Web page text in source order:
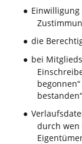
●
● die
● bei
●
durch wen